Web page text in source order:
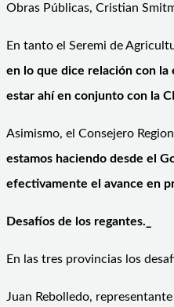
Obras Públicas, Cristian
En tanto el Seremi de
en lo que dice relación con la
estar ahí en conjunto con la
Asimismo, el Consejero
estamos haciendo desde el
efectivamente el avance en
Desafíos de los regantes._
En las tres provincias los
Juan Rebolledo,